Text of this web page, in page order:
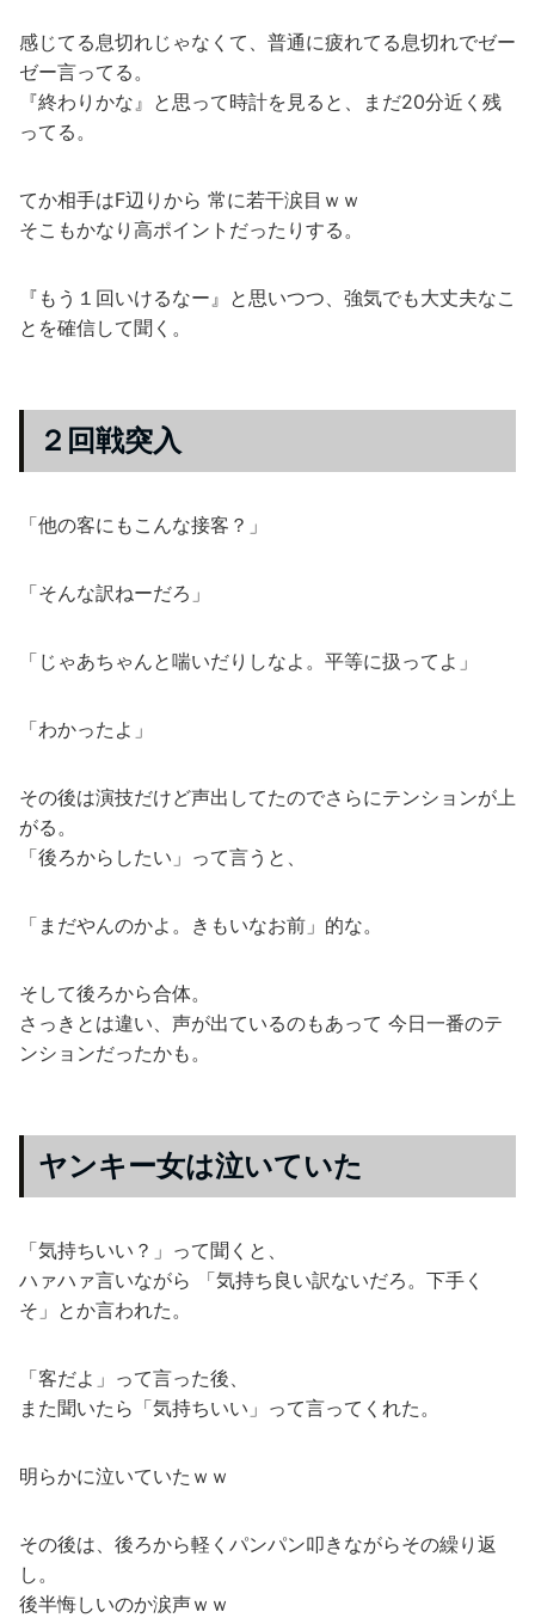
感じてる息切れじゃなくて、普通に疲れてる息切れでゼー
ゼー言ってる。
『終わりかな』と思って時計を見ると、まだ20分近く残
ってる。
てか相手はF辺りから 常に若干涙目ｗｗ
そこもかなり高ポイントだったりする。
『もう１回いけるなー』と思いつつ、強気でも大丈夫なこ
とを確信して聞く。
２回戦突入
「他の客にもこんな接客？」
「そんな訳ねーだろ」
「じゃあちゃんと喘いだりしなよ。平等に扱ってよ」
「わかったよ」
その後は演技だけど声出してたのでさらにテンションが上
がる。
「後ろからしたい」って言うと、
「まだやんのかよ。きもいなお前」的な。
そして後ろから合体。
さっきとは違い、声が出ているのもあって 今日一番のテ
ンションだったかも。
ヤンキー女は泣いていた
「気持ちいい？」って聞くと、
ハァハァ言いながら 「気持ち良い訳ないだろ。下手く
そ」とか言われた。
「客だよ」って言った後、
また聞いたら「気持ちいい」って言ってくれた。
明らかに泣いていたｗｗ
その後は、後ろから軽くパンパン叩きながらその繰り返
し。
後半悔しいのか涙声ｗｗ